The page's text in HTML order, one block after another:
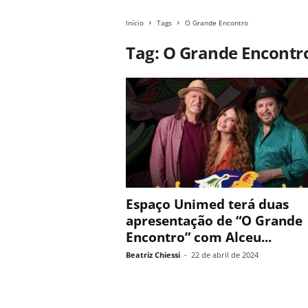
Início Tags O Grande Encontro
Tag: O Grande
Espaço Unimed terá duas
apresentação de “O Grande
Encontro” com Alceu...
Beatriz Chiessi - 22 de abril de 2024